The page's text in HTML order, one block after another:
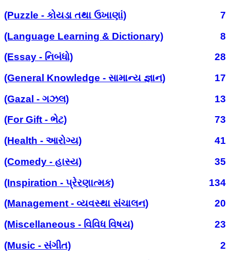
(Puzzle - કોયડા તથા ઉખાણાં)
7
(Language Learning & Dictionary)
8
(Essay - નિબંધો)
28
(General Knowledge - સામાન્ય જ્ઞાન)
17
(Gazal - ગઝલ)
13
(For Gift - ભેટ)
73
(Health - આરોગ્ય)
41
(Comedy - હાસ્ય)
35
(Inspiration - પ્રેરણાત્મક)
134
(Management - વ્યવસ્થા સંચાલન)
20
(Miscellaneous - વિવિધ વિષય)
23
(Music - સંગીત)
2